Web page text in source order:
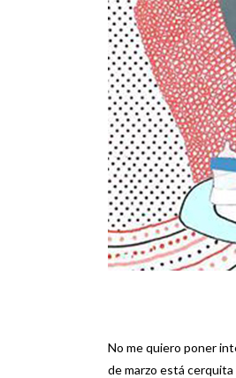
No me quiero poner
de marzo está